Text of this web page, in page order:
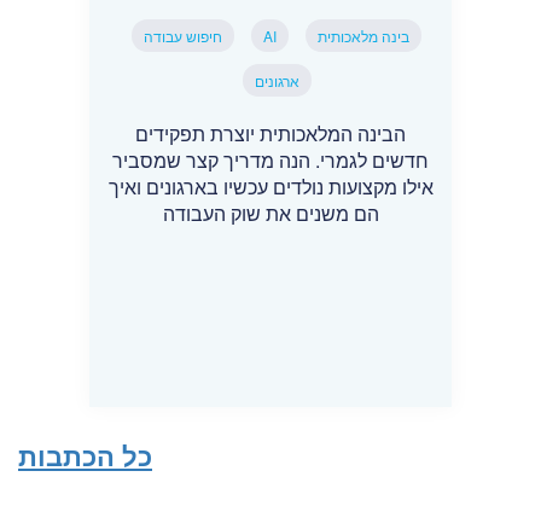
בינה מלאכותית AI חיפוש עבודה
ארגונים
הבינה המלאכותית יוצרת תפקידים
חדשים לגמרי. הנה מדריך קצר שמסביר
אילו מקצועות נולדים עכשיו בארגונים ואיך
הם משנים את שוק העבודה
כל הכתבות